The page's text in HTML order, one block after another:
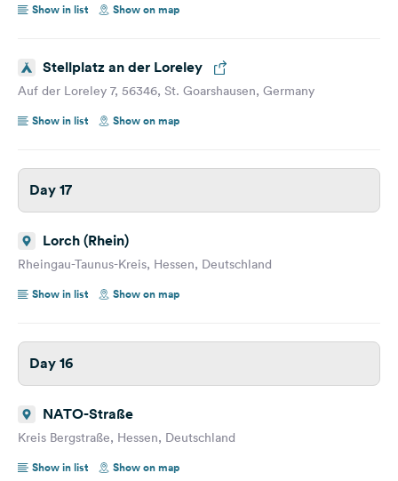
Show in list
Show on map
Stellplatz an der Loreley
Auf der Loreley 7, 56346, St. Goarshausen, Germany
Show in list
Show on map
Day 17
Lorch (Rhein)
Rheingau-Taunus-Kreis, Hessen, Deutschland
Show in list
Show on map
Day 16
NATO-Straße
Kreis Bergstraße, Hessen, Deutschland
Show in list
Show on map